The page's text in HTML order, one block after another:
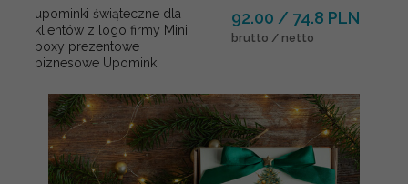
upominki świąteczne dla
klientów z logo firmy Mini
boxy prezentowe
biznesowe Upominki
92.00 / 74.8 PLN
brutto / netto